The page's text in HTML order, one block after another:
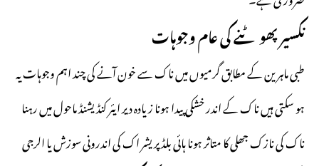
نکسیر پھوٹنے کی عام وجوہات
طبی ماہرین کے مطابق گرمیوں میں ناک سے خون آنے کی چند اہم وجوہات یہ
ہو سکتی ہیں ناک کے اندر خشکی پیدا ہونا زیادہ دیر ایئر کنڈیشنڈ ماحول میں رہنا
ناک کی نازک جھلی کا متاثر ہونا ہائی بلڈ پریشر اک کی اندرونی سوزش یا الرجی